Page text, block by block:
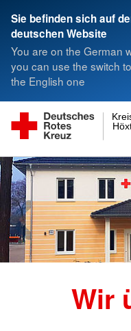
Sie befinden sich auf
deutschen Website
You are on the German
you can use the switch
the English one
Wir